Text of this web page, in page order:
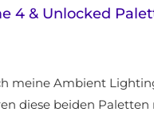
4 & Unlocked
meine Ambient
diese beiden Paletten